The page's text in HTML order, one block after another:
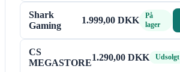
Shark
Gaming
1.999,00 DKK
På
lager
CS
MEGASTORE
1.290,00 DKK Udsolgt